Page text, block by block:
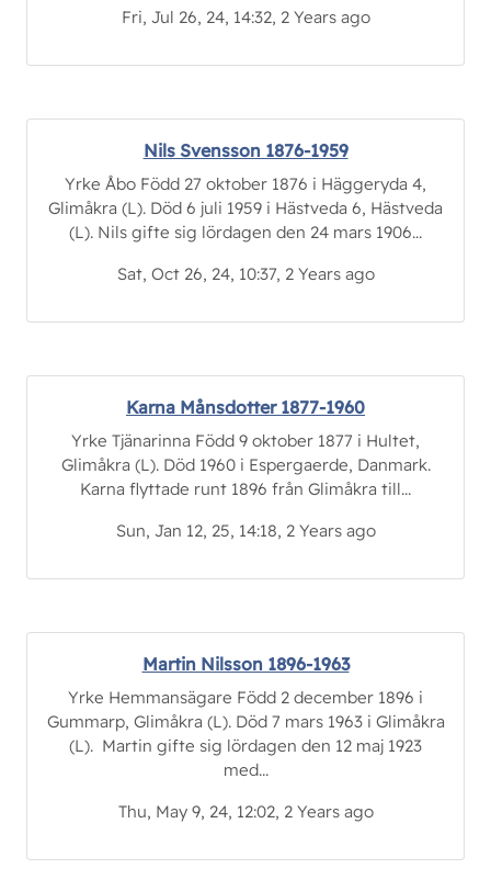
Fri, Jul 26, 24, 14:32, 2 Years ago
Nils Svensson 1876-1959
Yrke Åbo Född 27 oktober 1876 i Häggeryda 4,
Glimåkra (L). Död 6 juli 1959 i Hästveda 6, Hästveda
(L). Nils gifte sig lördagen den 24 mars 1906...
Sat, Oct 26, 24, 10:37, 2 Years ago
Karna Månsdotter 1877-1960
Yrke Tjänarinna Född 9 oktober 1877 i Hultet,
Glimåkra (L). Död 1960 i Espergaerde, Danmark.
Karna flyttade runt 1896 från Glimåkra till...
Sun, Jan 12, 25, 14:18, 2 Years ago
Martin Nilsson 1896-1963
Yrke Hemmansägare Född 2 december 1896 i
Gummarp, Glimåkra (L). Död 7 mars 1963 i Glimåkra
(L). Martin gifte sig lördagen den 12 maj 1923
med...
Thu, May 9, 24, 12:02, 2 Years ago